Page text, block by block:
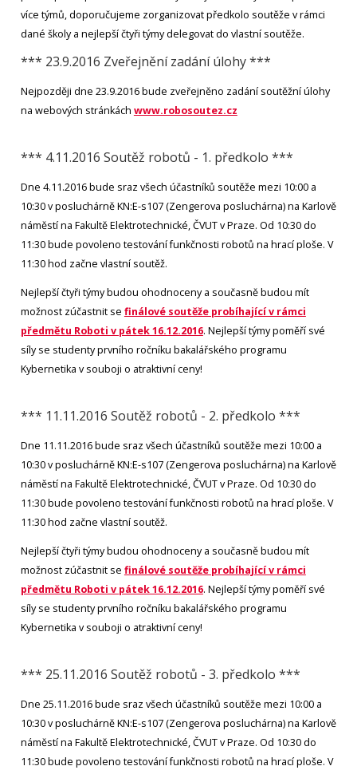
více týmů, doporučujeme zorganizovat předkolo soutěže v rámci
dané školy a nejlepší čtyři týmy delegovat do vlastní soutěže.
*** 23.9.2016 Zveřejnění zadání úlohy ***
Nejpozději dne 23.9.2016 bude zveřejněno zadání soutěžní úlohy
na webových stránkách www.robosoutez.cz
*** 4.11.2016 Soutěž robotů - 1. předkolo ***
Dne 4.11.2016 bude sraz všech účastníků soutěže mezi 10:00 a
10:30 v posluchárně KN:E-s107 (Zengerova posluchárna) na Karlově
náměstí na Fakultě Elektrotechnické, ČVUT v Praze. Od 10:30 do
11:30 bude povoleno testování funkčnosti robotů na hrací ploše. V
11:30 hod začne vlastní soutěž.
Nejlepší čtyři týmy budou ohodnoceny a současně budou mít
možnost zúčastnit se finálové soutěže probíhající v rámci
předmětu Roboti v pátek 16.12.2016. Nejlepší týmy poměří své
síly se studenty prvního ročníku bakalářského programu
Kybernetika v souboji o atraktivní ceny!
*** 11.11.2016 Soutěž robotů - 2. předkolo ***
Dne 11.11.2016 bude sraz všech účastníků soutěže mezi 10:00 a
10:30 v posluchárně KN:E-s107 (Zengerova posluchárna) na Karlově
náměstí na Fakultě Elektrotechnické, ČVUT v Praze. Od 10:30 do
11:30 bude povoleno testování funkčnosti robotů na hrací ploše. V
11:30 hod začne vlastní soutěž.
Nejlepší čtyři týmy budou ohodnoceny a současně budou mít
možnost zúčastnit se finálové soutěže probíhající v rámci
předmětu Roboti v pátek 16.12.2016. Nejlepší týmy poměří své
síly se studenty prvního ročníku bakalářského programu
Kybernetika v souboji o atraktivní ceny!
*** 25.11.2016 Soutěž robotů - 3. předkolo ***
Dne 25.11.2016 bude sraz všech účastníků soutěže mezi 10:00 a
10:30 v posluchárně KN:E-s107 (Zengerova posluchárna) na Karlově
náměstí na Fakultě Elektrotechnické, ČVUT v Praze. Od 10:30 do
11:30 bude povoleno testování funkčnosti robotů na hrací ploše. V